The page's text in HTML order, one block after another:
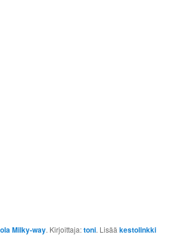
Milky-way. Kirjoittaja:toni. Lisääkestolinkki